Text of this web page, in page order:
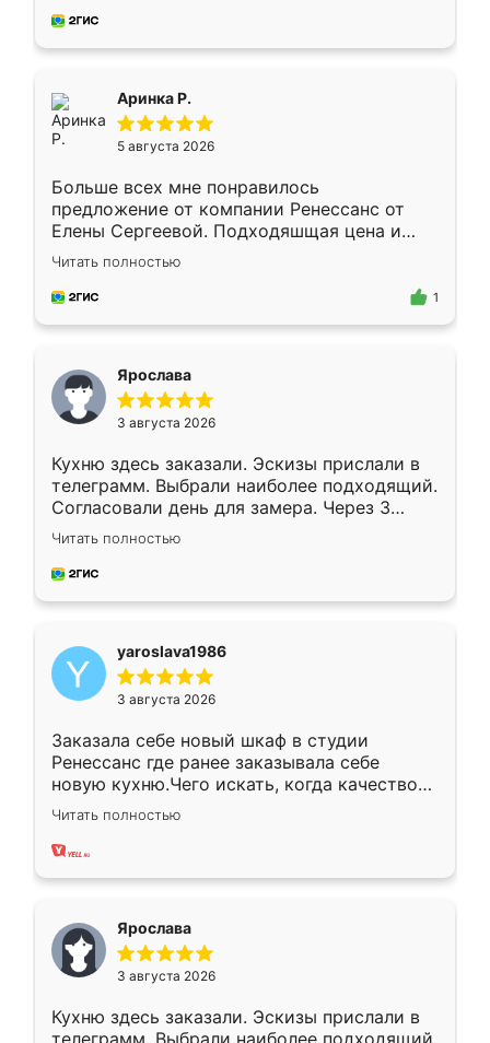
за день, ребята работали аккуратно, даже
Аринка Р.
5 августа 2026
Больше всех мне понравилось
предложение от компании Ренессанс от
Елены Сергеевой. Подходяшщая цена и
короткие сроки изготовления. Приехавший
для замера сотрудник Владислав
предложил по моему эскизу самый
Читать полностью
1
Ярослава
3 августа 2026
Кухню здесь заказали. Эскизы прислали в
телеграмм. Выбрали наиболее подходящий.
Согласовали день для замера. Через 3
недели кухня была уже готова. Остались
довольны работой. Спасибо Ренессанс
мебель за качественную работу!
Читать полностью
yaroslava1986
3 августа 2026
Заказала себе новый шкаф в студии
Ренессанс где ранее заказывала себе
новую кухню.Чего искать, когда качеством
вполне довольна. Служит кухня уже почти
два года, нареканий нет.
Читать полностью
Ярослава
3 августа 2026
Кухню здесь заказали. Эскизы прислали в
телеграмм. Выбрали наиболее подходящий.